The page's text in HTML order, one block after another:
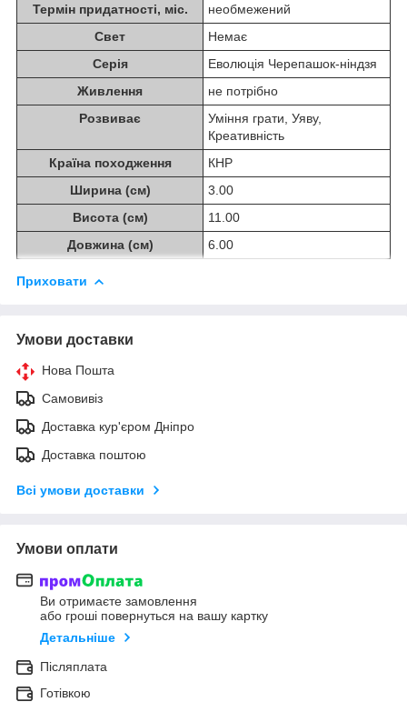
Термін придатності, міс.
необмежений
Свет
Немає
Серія
Еволюція Черепашок-ніндзя
Живлення
не потрібно
Розвиває
Уміння грати, Уяву,
Креативність
Країна походження
КНР
Ширина (см)
3.00
Висота (см)
11.00
Довжина (см)
6.00
Приховати
Умови доставки
Нова Пошта
Самовивіз
Доставка кур'єром Дніпро
Доставка поштою
Всі умови доставки
Умови оплати
Ви отримаєте замовлення
або гроші повернуться на вашу картку
Детальніше
Післяплата
Готівкою